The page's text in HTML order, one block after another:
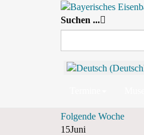
Suchen ...
Nach Jahr
Folgende Woche
15Juni